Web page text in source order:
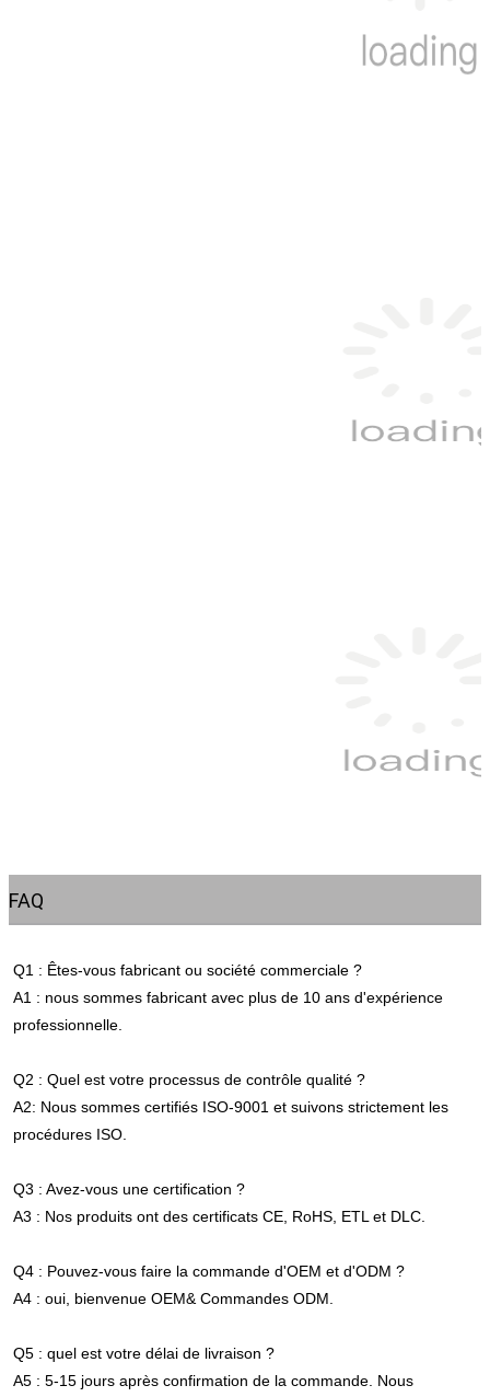
FAQ
Q1 : Êtes-vous fabricant ou société commerciale ?
A1 : nous sommes fabricant avec plus de 10 ans d'expérience
professionnelle.
Q2 : Quel est votre processus de contrôle qualité ?
A2: Nous sommes certifiés ISO-9001 et suivons strictement les
procédures ISO.
Q3 : Avez-vous une certification ?
A3 : Nos produits ont des certificats CE, RoHS, ETL et DLC.
Q4 : Pouvez-vous faire la commande d'OEM et d'ODM ?
A4 : oui, bienvenue OEM& Commandes ODM.
Q5 : quel est votre délai de livraison ?
A5 : 5-15 jours après confirmation de la commande. Nous